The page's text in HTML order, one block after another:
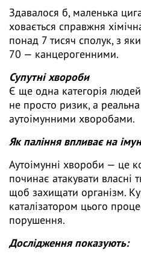
Здавалося б, маленька
ховається справжня
понад 7 тисяч сполук, з
70 — канцерогенними.
Супутні хвороби
Є ще одна категорія
не просто ризик, а
аутоімунними хворобами.
Як паління впливає на
Аутоімунні хвороби — це
починає атакувати власні
щоб захищати організм.
каталізатором цього
порушення.
Дослідження показують: